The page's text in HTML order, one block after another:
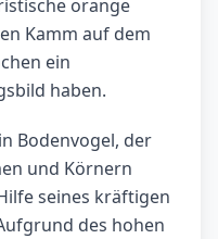
orange
Kamm auf dem
ein
haben.
Bodenvogel, der
und Körnern
seines kräftigen
des hohen